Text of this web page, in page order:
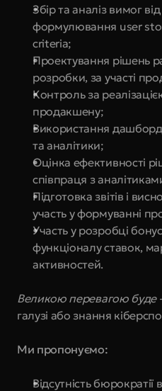
Збір та аналіз вимог
формулювання user
criteria;
Проектування рішень
розробки, за участі
Контроль за
продакшену;
Використання
та аналітики;
Оцінка ефективності
співпраця з
Підготовка звітів і
участь у формуванні
Участь у розробці
функціоналу ставок,
активностей.
Великою перевагою буде
галузі або знання
Ми пропонуємо:
Відсутність